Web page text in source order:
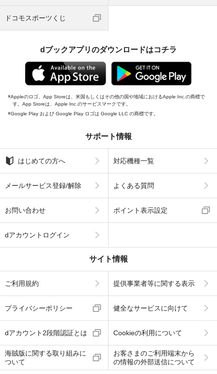
ドコモスポーツくじ
dブックアプリのダウンロードはコチラ
Appleのロゴ、App Storeは、米国もしくはその他の国や地域におけるApple Inc.の商標で
す。App Storeは、Apple Inc.のサービスマークです。
Google Play および Google Play ロゴは Google LLC の商標です。
サポート情報
はじめての方へ 対応機種一覧
メールサービス登録/解除 よくある質問
お問い合わせ ポイント表示設定
dアカウントログイン
サイト情報
ご利用規約 提供事業者等に関する表示
プライバシーポリシー 健全なサービスに向けて
dアカウント2段階認証とは Cookieの利用について
海賊版に関する取り組みに
ついて
お客さまのご利用端末から
の情報の外部送信について